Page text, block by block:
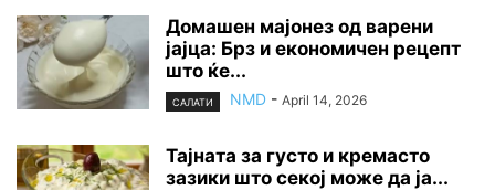
Домашен мајонез од варени
јајца: Брз и економичен рецепт
што ќе...
САЛАТИ NMD - April 14, 2026
Тајната за густо и кремасто
зазики што секој може да ја...